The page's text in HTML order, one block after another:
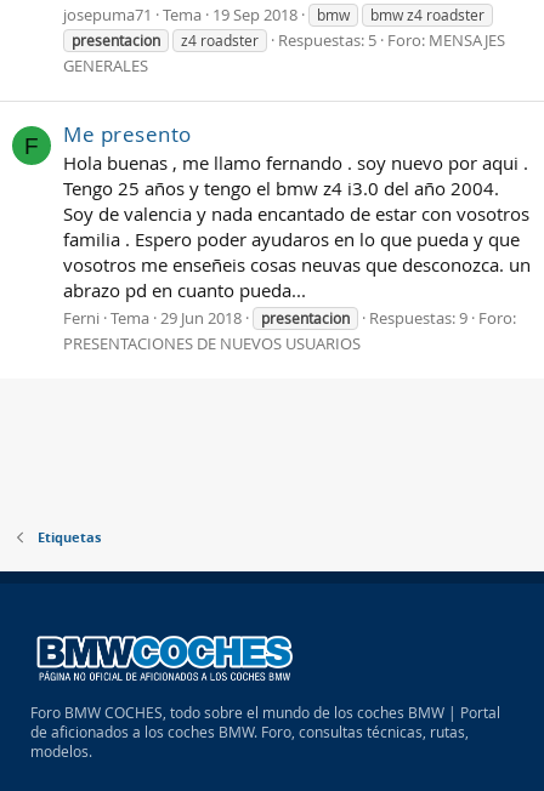
josepuma71 Tema 19 Sep 2018 bmw
bmw z4 roadster
presentacion
z4 roadster Respuestas: 5 Foro: MENSAJES
GENERALES
F Me presento
Hola buenas , me llamo fernando . soy nuevo por aqui .
Tengo 25 años y tengo el bmw z4 i3.0 del año 2004.
Soy de valencia y nada encantado de estar con vosotros
familia . Espero poder ayudaros en lo que pueda y que
vosotros me enseñeis cosas neuvas que desconozca. un
abrazo pd en cuanto pueda...
Ferni Tema 29 Jun 2018 presentacion Respuestas: 9 Foro:
PRESENTACIONES DE NUEVOS USUARIOS
Etiquetas
Foro BMW COCHES, todo sobre el mundo de los coches BMW | Portal
de aficionados a los coches BMW. Foro, consultas técnicas, rutas,
modelos.